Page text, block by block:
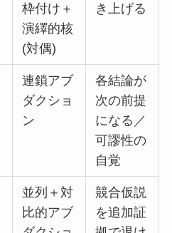
枠付け＋
演繹的核
(対偶)
き上げる
連鎖アブ
ダクショ
ン
各結論が
次の前提
になる／
可謬性の
自覚
並列＋対
比的アブ
競合仮説
を追加証